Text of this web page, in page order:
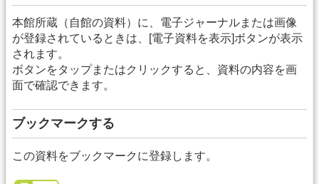
本館所蔵（自館の資料）に、電子ジャーナルまたは画像
が登録されているときは、[電子資料を表示]ボタンが表示
されます。
ボタンをタップまたはクリックすると、資料の内容を画
面で確認できます。
ブックマークする
この資料をブックマークに登録します。